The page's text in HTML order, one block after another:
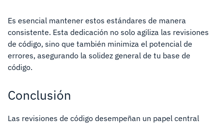
Es esencial mantener estos estándares de manera
consistente. Esta dedicación no solo agiliza las revisiones
de código, sino que también minimiza el potencial de
errores, asegurando la solidez general de tu base de
código.
Conclusión
Las revisiones de código desempeñan un papel central